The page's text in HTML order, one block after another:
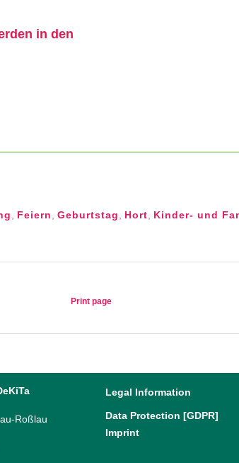
in den
Feiern Geburtstag Hort Kinder- und
Print page
Roßlau
Legal Information
Data Protection [GDPR]
Imprint